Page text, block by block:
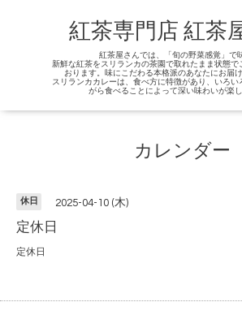
紅茶専門店 紅茶
紅茶屋さんでは、「旬の野菜感覚」で
新鮮な紅茶をスリランカの茶園で取れたまま状態で
おります。味にこだわる本格派のあなたにお届け
スリランカカレーは、食べ方に特徴があり、いろい
がら食べることによって深い味わいが楽し
カレンダー
休日 2025-04-10 (木)
定休日
定休日